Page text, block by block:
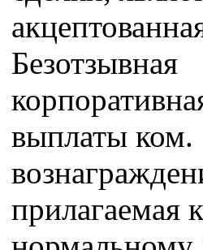
Безотзывная
выплаты ком.
прилагаемая